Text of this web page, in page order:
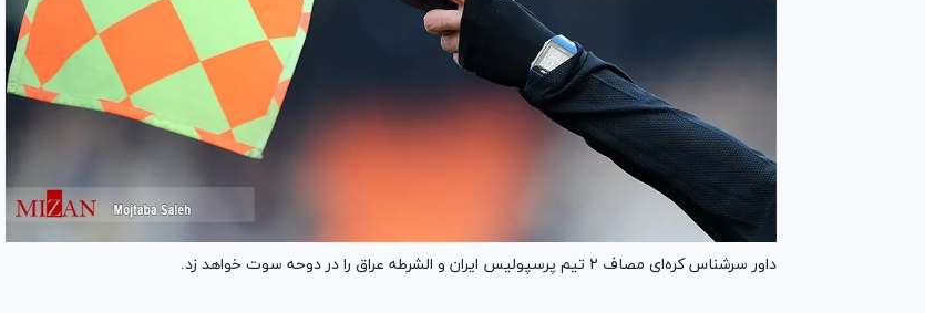
داور سرشناس کره‌ای مصاف ۲ تیم پرسپولیس ایران و الشرطه عراق را در دوحه سوت خواهد زد.